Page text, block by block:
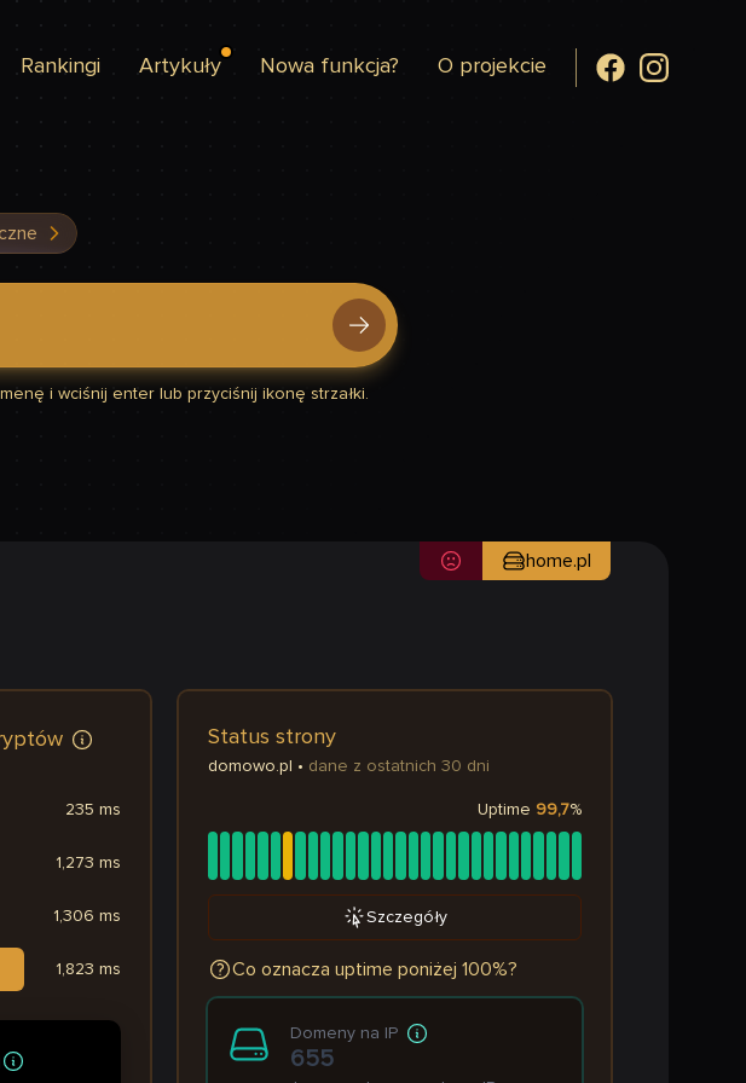
Rankingi Artykuły Nowa funkcja? O projekcie
i wciśnij enter lub przyciśnij ikonę strzałki.
home.pl
235 ms
1,273 ms
1,306 ms
1,823 ms
Status strony
domowo.pl • dane z ostatnich 30 dni
Uptime 99,7%
Szczegóły
Co oznacza uptime poniżej 100%?
Domeny na IP
655